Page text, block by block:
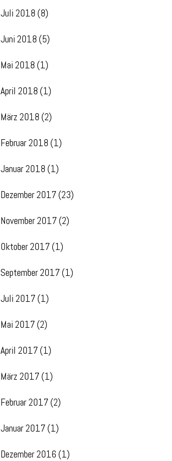
Juli 2018 (8)
Juni 2018 (5)
Mai 2018 (1)
April 2018 (1)
März 2018 (2)
Februar 2018 (1)
Januar 2018 (1)
Dezember 2017(23)
November 2017(2)
Oktober 2017(1)
September 2017(1)
Juli 2017(1)
Mai 2017(2)
April 2017(1)
März 2017(1)
Februar 2017(2)
Januar 2017(1)
Dezember 2016 (1)